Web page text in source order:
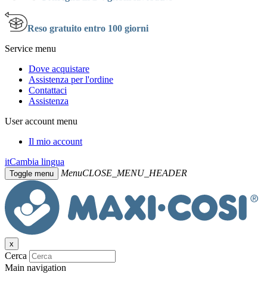
Reso gratuito entro 100 giorni
Service menu
Dove acquistare
Assistenza per l'ordine
Contattaci
Assistenza
User account menu
Il mio account
itCambia lingua
Toggle menu MenuCLOSE_MENU_HEADER
x
Cerca
Main navigation